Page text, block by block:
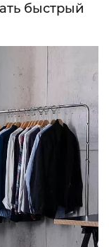
быстрый